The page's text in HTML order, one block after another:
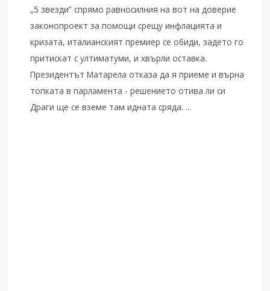
„5 звезди” спрямо равносилния на вот на доверие
законопроект за помощи срещу инфлацията и
кризата, италианският премиер се обиди, задето го
притискат с ултиматуми, и хвърли оставка.
Президентът Матарела отказа да я приеме и върна
топката в парламента - решението отива ли си
Драги ще се вземе там идната сряда. ...